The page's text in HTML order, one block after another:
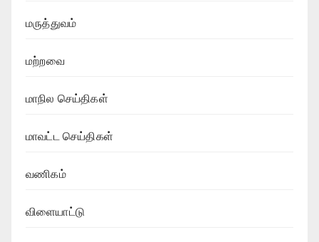
மருத்துவம்
மற்றவை
மாநில செய்திகள்
மாவட்ட செய்திகள்
வணிகம்
விளையாட்டு